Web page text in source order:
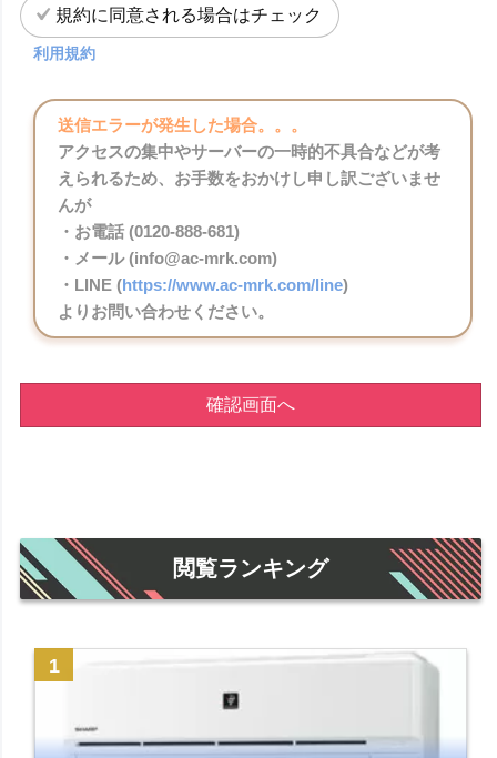
規約に同意される場合はチェック
利用規約
送信エラーが発生した場合。。。
アクセスの集中やサーバーの一時的不具合などが考
えられるため、お手数をおかけし申し訳ございませ
んが
・お電話 (0120-888-681)
・メール (info@ac-mrk.com)
・LINE (https://www.ac-mrk.com/line)
よりお問い合わせください。
確認画面へ
閲覧ランキング